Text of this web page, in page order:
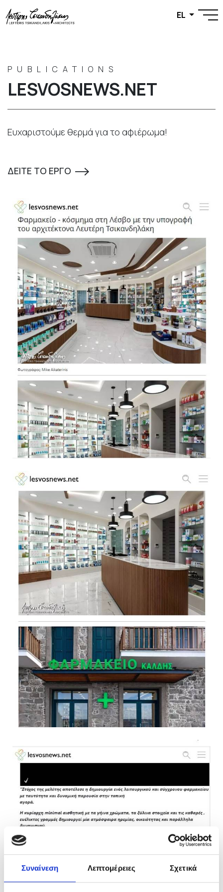
Συναίνεση Λεπτομέρειες Σχετικά
EL
PUBLICATIONS
LESVOSNEWS.NET
Ευχαριστούμε θερμά για το αφιέρωμα!
ΔΕΙΤΕ ΤΟ ΕΡΓΟ